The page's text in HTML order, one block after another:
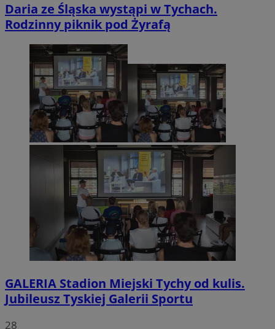
Daria ze Śląska wystąpi w Tychach.
Rodzinny piknik pod Żyrafą
GALERIA Stadion Miejski Tychy od kulis.
Jubileusz Tyskiej Galerii Sportu
28